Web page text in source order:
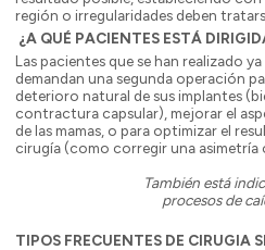
región o irregularidades deben
¿A QUÉ PACIENTES ESTÁ
Las pacientes que se han realizado
demandan una segunda operación
deterioro natural de sus implantes
contractura capsular), mejorar el
de las mamas, o para optimizar el
cirugía (como corregir una asimetría
También está
procesos de
TIPOS FRECUENTES DE CIRUGIA